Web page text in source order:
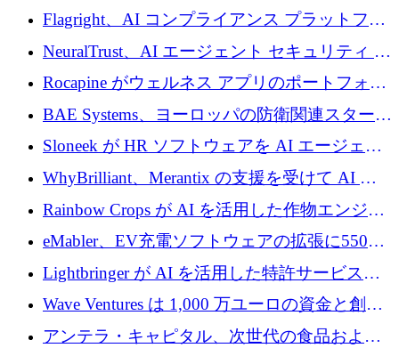
ズ スタートアップの Conduct に 6,000 万ドル
を調達
Flagright、AI コンプライアンス プラットフォ
ームを拡張するためにシリーズ A で 1,250 万
ドルを確保
NeuralTrust、AI エージェント セキュリティ プ
ラットフォームの拡張に 2,000 万ドルを調達
Rocapine がウェルネス アプリのポートフォリ
オを拡大するためにシリーズ A で 1,300 万ド
ルを調達
BAE Systems、ヨーロッパの防衛関連スタート
アップの規模拡大を支援するために 5,000 万
ユーロの支援を開始
Sloneek が HR ソフトウェアを AI エージェン
トに変えるために 600 万ドルを調達
WhyBrilliant、Merantix の支援を受けて AI 求
人マッチングを拡大するために 100 万ユーロ
Rainbow Crops が AI を活用した作物エンジニ
アリングを拡張するために 970 万ユーロを調
eMabler、EV充電ソフトウェアの拡張に550万
ユーロを確保
Lightbringer が AI を活用した特許サービスを
拡大するために 1,000 万ドルを調達
Wave Ventures は 1,000 万ユーロの資金と創設
者補助金で 10 周年を迎える
アンテラ・キャピタル、次世代の食品および